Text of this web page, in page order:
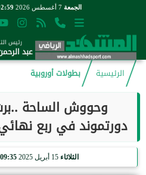
الجمعة 7 أغسطس 2026 02:59
رئيس
عبد
الرئيسية
بطولات أوروبية
وحووش الساحة
دورتموند في ربع
الثلاثاء 09:35 صـ